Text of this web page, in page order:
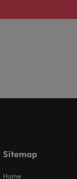
Sitemap
Home